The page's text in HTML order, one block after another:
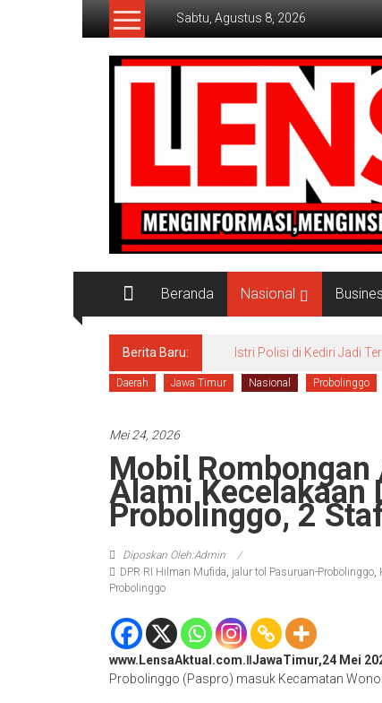
Lompat
Sabtu, Agustus 8, 2026
Lensaaktual
Beranda Nasional
Berita Baru: Istri Polisi di Kediri Jadi
Daerah Jawa Timur Nasional Probolinggo
Mei 24, 2026
Mobil Rombongan
Alami Kecelakaan
Probolinggo, 2
Diposkan Oleh:Admin
DPR RI Hilman Mufida, jalur tol Pasuruan-Probolinggo,
Probolinggo
www.LensaAktual.com.ǁJawaTimur,24 Mei
Probolinggo (Paspro) masuk Kecamatan